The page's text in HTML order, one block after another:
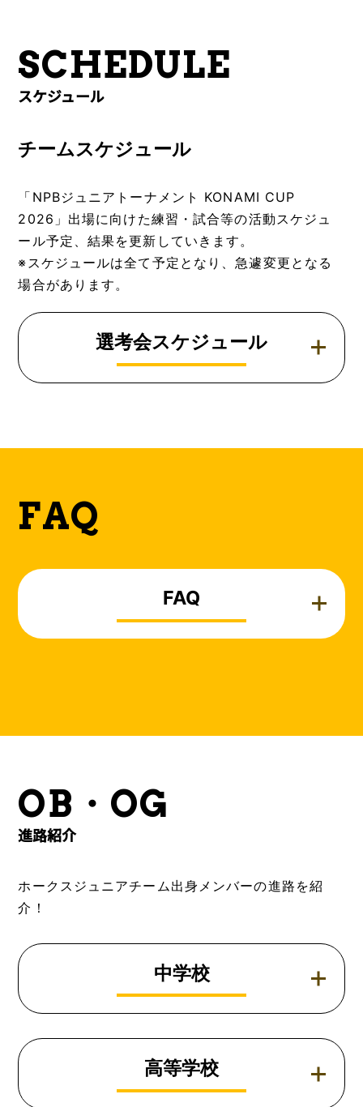
SCHEDULE
スケジュール
チームスケジュール
「NPBジュニアトーナメント KONAMI CUP
2026」出場に向けた練習・試合等の活動スケジュ
ール予定、結果を更新していきます。
※スケジュールは全て予定となり、急遽変更となる
場合があります。
選考会スケジュール
FAQ
FAQ
OB・OG
進路紹介
ホークスジュニアチーム出身メンバーの進路を紹
介！
中学校
高等学校